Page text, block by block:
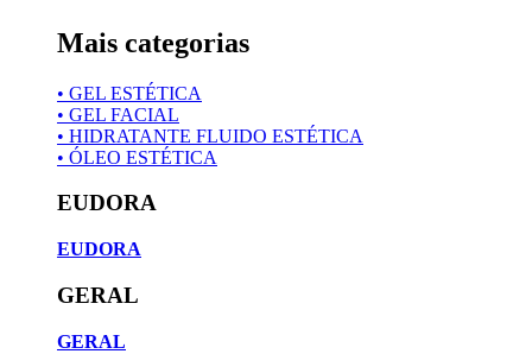
Mais categorias
• GEL ESTÉTICA
• GEL FACIAL
• HIDRATANTE FLUIDO ESTÉTICA
• ÓLEO ESTÉTICA
EUDORA
EUDORA
GERAL
GERAL